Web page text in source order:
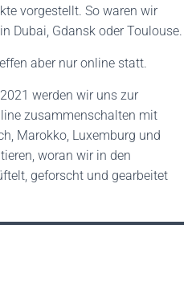
vorgestellt. So waren wir
Dubai, Gdansk oder Toulouse.
aber nur online statt.
werden wir uns zur
zusammenschalten mit
Marokko, Luxemburg und
woran wir in den
geforscht und gearbeitet